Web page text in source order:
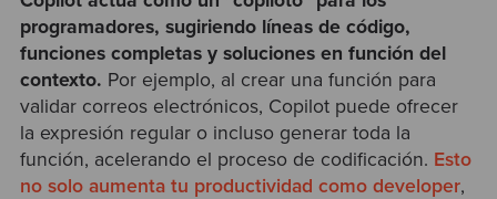
programadores, sugiriendo líneas de código,
funciones completas y soluciones en función del
contexto. Por ejemplo, al crear una función para
validar correos electrónicos, Copilot puede ofrecer
la expresión regular o incluso generar toda la
función, acelerando el proceso de codificación. Esto
no solo aumenta tu productividad como developer,